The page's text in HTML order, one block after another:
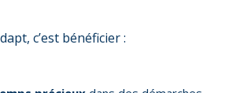
c’est bénéficier :